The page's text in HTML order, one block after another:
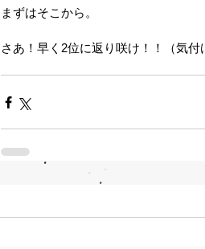
まずはそこから。
さあ！早く2位に返り咲け！！（気